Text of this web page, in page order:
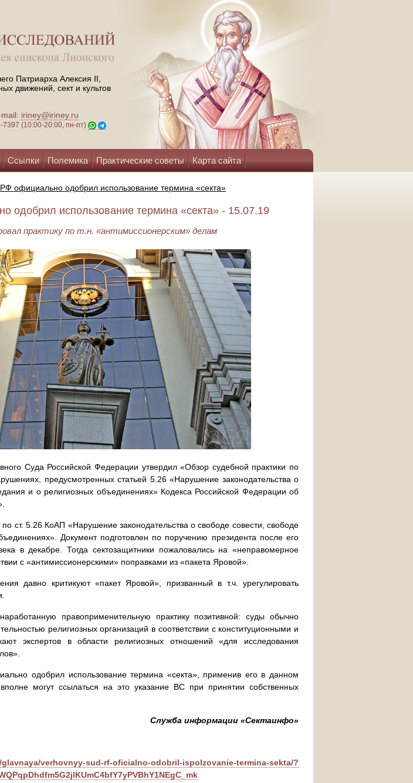
Патриарха Алексия II,
движений, сект и культов
iriney@iriney.ru
7397 (10:00-20:00, пн-пт)
Ссылки Полемика Практические советы Карта сайта
официально одобрил использование термина «секта»
одобрил использование термина «секта» - 15.07.19
практику по т.н. «антимиссионерским» делам
Суда Российской Федерации утвердил «Обзор судебной практики по
предусмотренных статьей 5.26 «Нарушение законодательства о
и о религиозных объединениях» Кодекса Российской Федерации об
ст. 5.26 КоАП «Нарушение законодательства о свободе совести, свободе
Документ подготовлен по поручению президента после его
в декабре. Тогда сектозащитники пожаловались на «неправомерное
с «антимиссионерскими» поправками из «пакета Яровой».
давно критикуют «пакет Яровой», призванный в т.ч. урегулировать
правоприменительную практику позитивной: суды обычно
религиозных организаций в соответствии с конституционными и
экспертов в области религиозных отношений «для исследования
одобрил использование термина «секта», применив его в данном
могут ссылаться на это указание ВС при принятии собственных
Служба информации «Сектаинфо»
verhovnyy-sud-rf-oficialno-odobril-ispolzovanie-termina-sekta/?